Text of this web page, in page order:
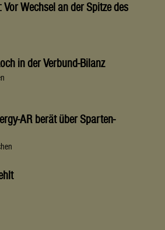
Vor Wechsel an der Spitze des
in der Verbund-Bilanz
AR berät über Sparten-